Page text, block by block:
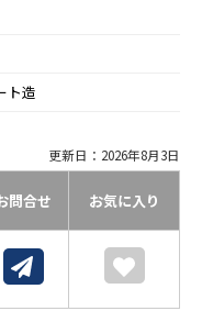
ト造
更新日：2026年8月3日
問合せ お気に入り